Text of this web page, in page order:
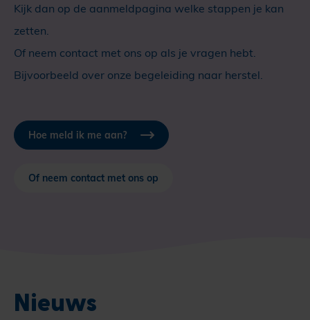
Kijk dan op de aanmeldpagina welke stappen je kan
zetten.
Of neem contact met ons op als je vragen hebt.
Bijvoorbeeld over onze begeleiding naar herstel.
Hoe meld ik me aan?
Of neem contact met ons op
Nieuws